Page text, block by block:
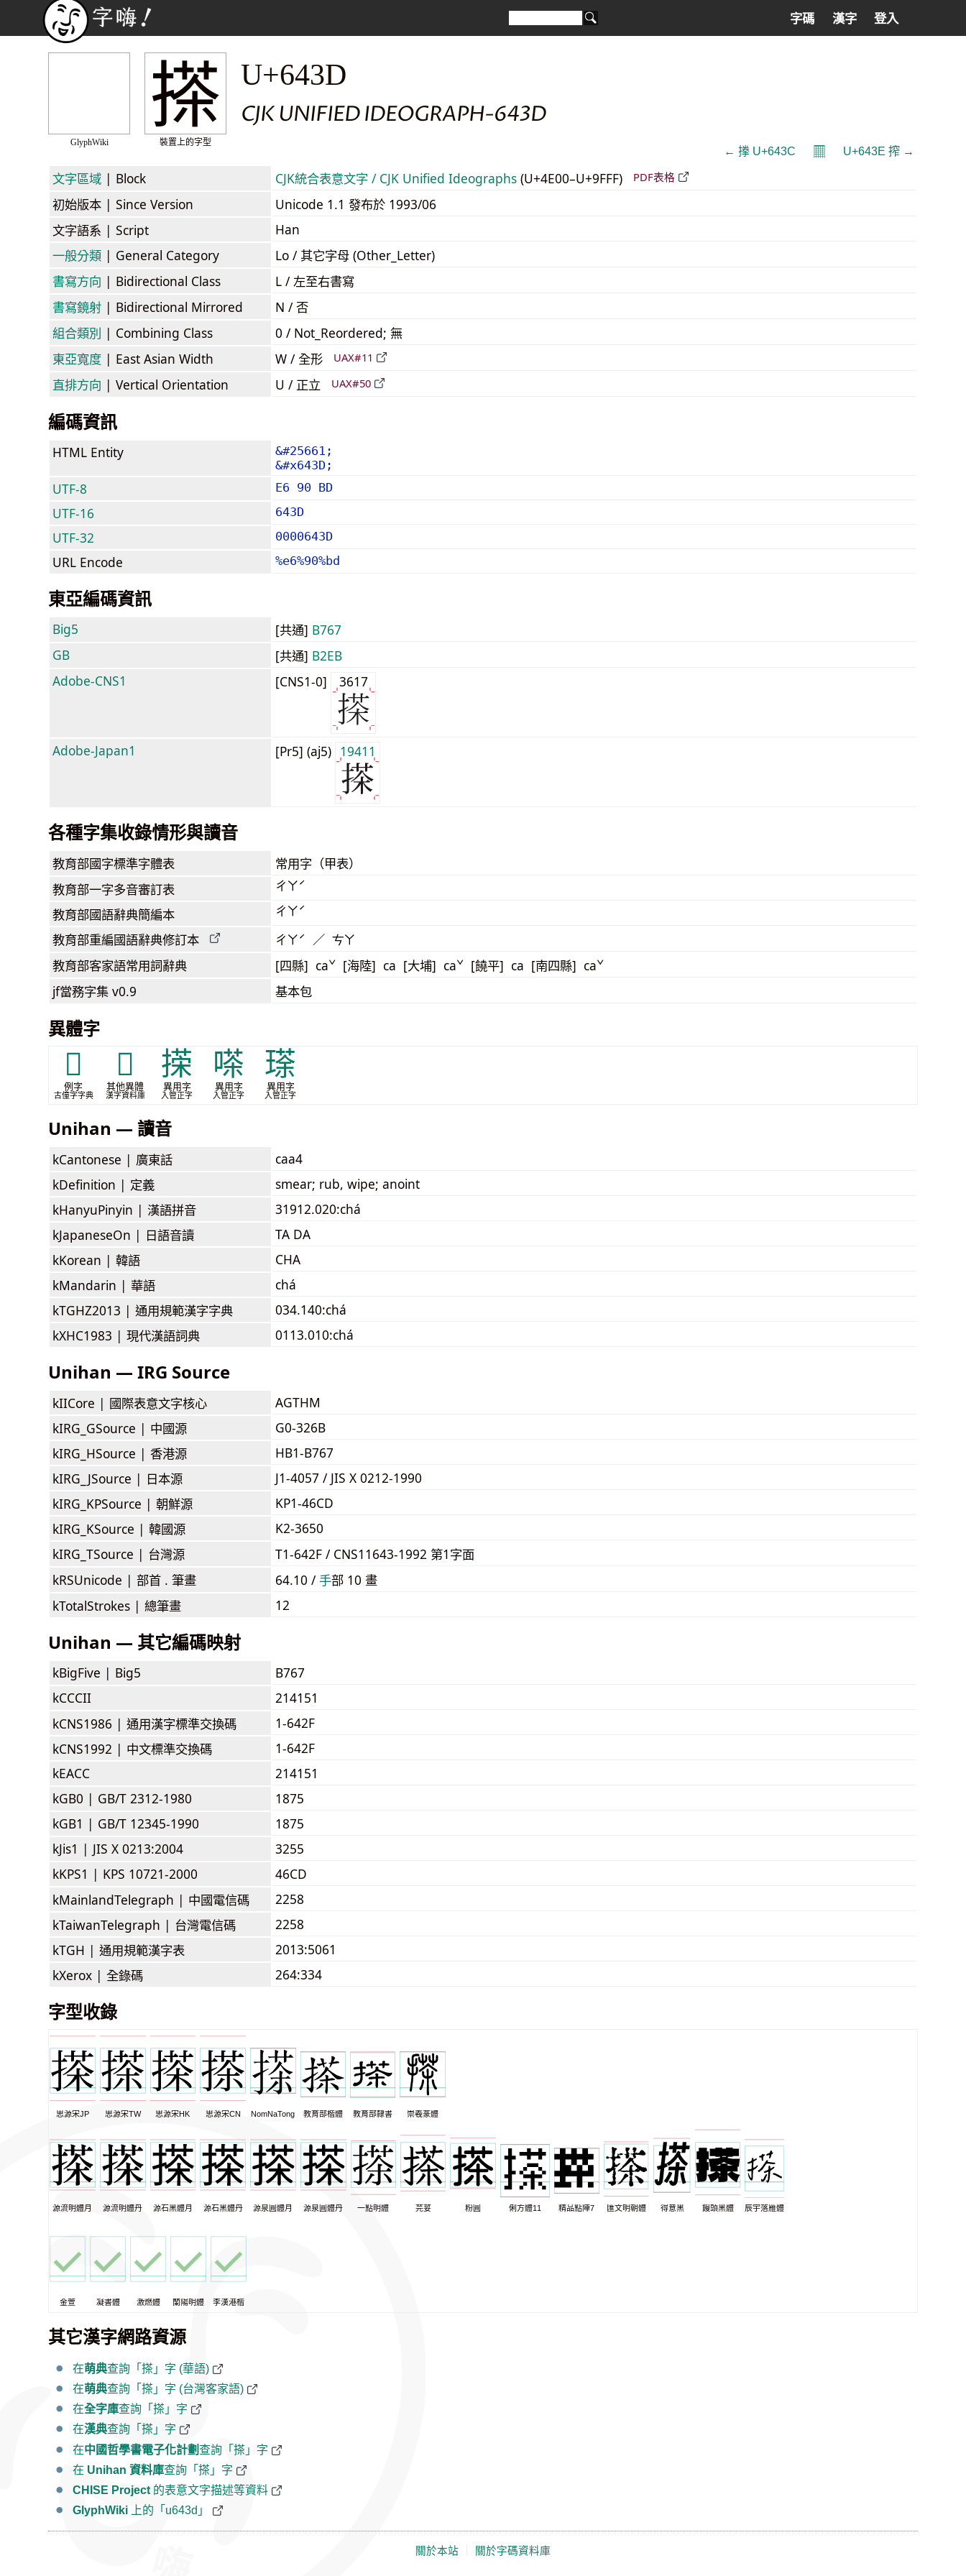
字碼 漢字 登入
GlyphWiki
搽
裝置上的字型
U+643D
CJK UNIFIED IDEOGRAPH-643D
← 搼 U+643C 𝄜 U+643E 搾 →
文字區域 | Block CJK統合表意文字 / CJK Unified Ideographs (U+4E00–U+9FFF) PDF表格
初始版本 | Since Version
Unicode 1.1 發布於 1993/06
文字語系 | Script
Han
一般分類 | General Category
Lo / 其它字母 (Other_Letter)
書寫方向 | Bidirectional Class
L / 左至右書寫
書寫鏡射 | Bidirectional Mirrored
N / 否
組合類別 | Combining Class
0 / Not_Reordered; 無
東亞寬度 | East Asian Width W / 全形 UAX#11
直排方向 | Vertical Orientation U / 正立 UAX#50
編碼資訊
HTML Entity
&#25661;
&#x643D;
UTF-8 E6 90 BD
UTF-16 643D
UTF-32 0000643D
URL Encode %e6%90%bd
東亞編碼資訊
Big5 [共通] B767
GB
[共通] B2EB
Adobe-CNS1
[CNS1-0] 3617
Adobe-Japan1 [Pr5] (aj5) 19411
各種字集收錄情形與讀音
教育部國字標準字體表 常用字（甲表）
教育部一字多音審訂表 ㄔㄚˊ
教育部國語辭典簡編本 ㄔㄚˊ
教育部重編國語辭典修訂本 ㄔㄚˊ ／ ㄘㄚ
教育部客家語常用詞辭典 [四縣] caˇ [海陸] ca [大埔] caˇ [饒平] ca [南四縣] caˇ
jf當務字集 v0.9 基本包
異體字
𢩩
例字
古僮字字典
𢴉
其他異體
漢字資料庫
㨲
異用字
入管正字
嗏
異用字
入管正字
瑹
異用字
入管正字
Unihan — 讀音
kCantonese | 廣東話
caa4
kDefinition | 定義
smear; rub, wipe; anoint
kHanyuPinyin | 漢語拼音
31912.020:chá
kJapaneseOn | 日語音讀
TA DA
kKorean | 韓語
CHA
kMandarin | 華語
chá
kTGHZ2013 | 通用規範漢字字典
034.140:chá
kXHC1983 | 現代漢語詞典 0113.010:chá
Unihan — IRG Source
kIICore | 國際表意文字核心
AGTHM
kIRG_GSource | 中國源
G0-326B
kIRG_HSource | 香港源
HB1-B767
kIRG_JSource | 日本源
J1-4057 / JIS X 0212-1990
kIRG_KPSource | 朝鮮源
KP1-46CD
kIRG_KSource | 韓國源
K2-3650
kIRG_TSource | 台灣源
T1-642F / CNS11643-1992 第1字面
kRSUnicode | 部首 . 筆畫 64.10 /⼿部 10 畫
kTotalStrokes | 總筆畫 12
Unihan — 其它編碼映射
kBigFive | Big5
B767
kCCCII
214151
kCNS1986 | 通用漢字標準交換碼
1-642F
kCNS1992 | 中文標準交換碼
1-642F
kEACC
214151
kGB0 | GB/T 2312-1980
1875
kGB1 | GB/T 12345-1990
1875
kJis1 | JIS X 0213:2004
3255
kKPS1 | KPS 10721-2000
46CD
kMainlandTelegraph | 中國電信碼
2258
kTaiwanTelegraph | 台灣電信碼
2258
kTGH | 通用規範漢字表
2013:5061
kXerox | 全錄碼 264:334
字型收錄
思源宋JP 思源宋TW 思源宋HK 思源宋CN NomNaTong 教育部楷體 教育部隸書 崇羲篆體
源流明體月 源流明體丹 源石黑體月 源石黑體丹 源泉圓體月 源泉圓體丹 一點明體 芫荽 粉圓 俐方體11 精品點陣7 匯文明朝體 得意黑 饅頭黑體 辰宇落雁體
金萱 凝書體 激燃體 蘭陽明體 李漢港楷
其它漢字網路資源
在萌典查詢「搽」字 (華語)
在萌典查詢「搽」字 (台灣客家語)
在全字庫查詢「搽」字
在漢典查詢「搽」字
在中國哲學書電子化計劃 查詢「搽」字
在 Unihan 資料庫查詢「搽」字
CHISE Project 的表意文字描述等資料
GlyphWiki 上的「u643d」
關於本站 關於字碼資料庫